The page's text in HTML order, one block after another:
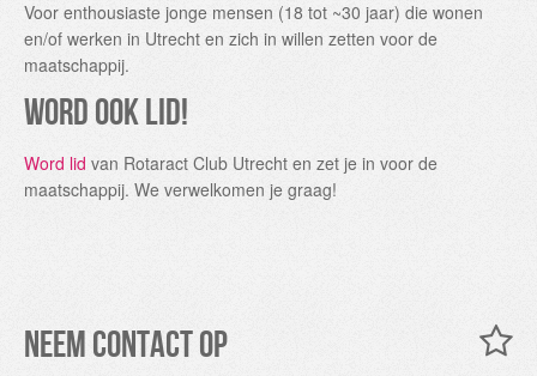
Voor enthousiaste jonge mensen (18 tot ~30 jaar) die wonen
en/of werken in Utrecht en zich in willen zetten voor de
maatschappij.
Word ook lid!
Word lid van Rotaract Club Utrecht en zet je in voor de
maatschappij. We verwelkomen je graag!
Neem contact op